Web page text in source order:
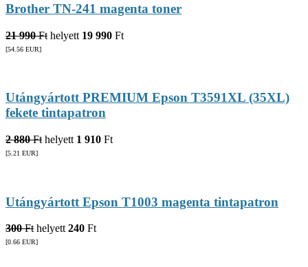
Brother TN-241 magenta toner
21 990 Ft helyett 19 990 Ft
[54.56 EUR]
Utángyártott PREMIUM Epson T3591XL (35XL)
fekete tintapatron
2 880 Ft helyett 1 910 Ft
[5.21 EUR]
Utángyártott Epson T1003 magenta tintapatron
300 Fthelyett240 Ft
[0.66 EUR]